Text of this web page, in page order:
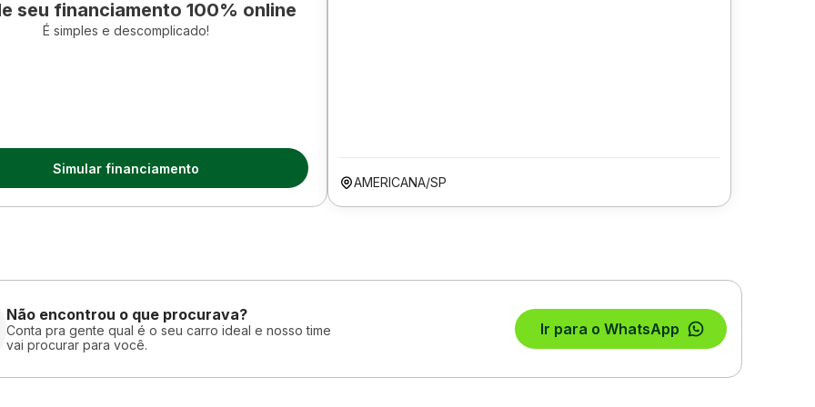
seu financiamento 100% online
É simples e descomplicado!
Simular financiamento
AMERICANA/SP
Não encontrou o que procurava?
Conta pra gente qual é o seu carro ideal e nosso time
vai procurar para você.
Ir para o WhatsApp